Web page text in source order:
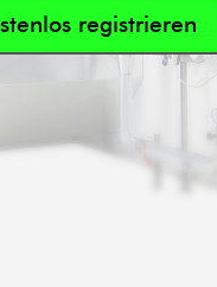
registrieren